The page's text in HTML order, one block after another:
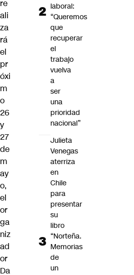
re
ali
za
rá
el
pr
óxi
m
o
26
y
27
de
m
ay
o,
el
or
ga
niz
ad
or
Da
laboral:
“Queremos
que
recuperar
el
trabajo
vuelva
a
ser
una
prioridad
nacional”
Julieta
Venegas
aterriza
en
Chile
para
presentar
su
libro
“Norteña.
Memorias
de
un